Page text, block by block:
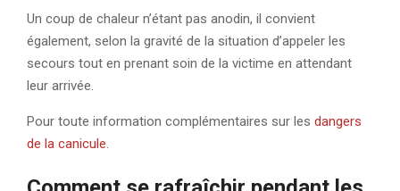
Un coup de chaleur n’étant pas anodin, il convient
également, selon la gravité de la situation d’appeler les
secours tout en prenant soin de la victime en attendant
leur arrivée.
Pour toute information complémentaires sur les dangers
de la canicule.